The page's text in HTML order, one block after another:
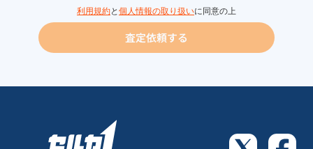
利用規約と 個人情報の取り扱いに同意の上
査定依頼する